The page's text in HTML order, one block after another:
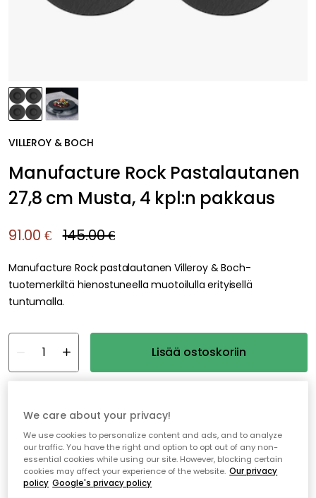
VILLEROY & BOCH
Manufacture Rock Pastalautanen
27,8 cm Musta, 4 kpl:n pakkaus
91.00 € 145.00 €
Manufacture Rock pastalautanen Villeroy & Boch-
tuotemerkiltä hienostuneella muotoilulla erityisellä
tuntumalla.
Lisää ostoskoriin
Ilmainen toimitus yli 79 €*
Nopeat ja joustavat toimitukset
Avoin palautusoikeus 30 päivän ajan
We care about your privacy!
We use cookies to personalize content and ads, and to analyze
our traffic. You have the right and option to opt out of any non-
essential cookies while using our site. However, blocking certain
cookies may affect your experience of the website. Our privacy
policy Google's privacy policy